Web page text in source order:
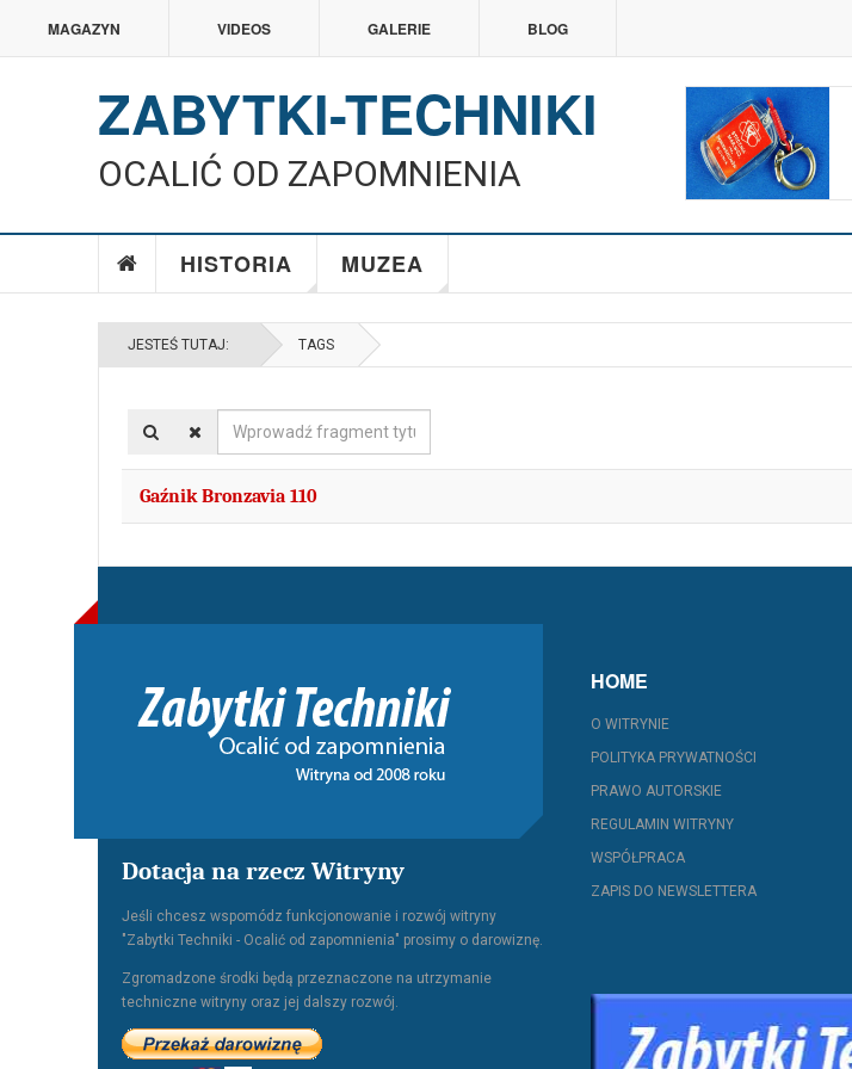
MAGAZYN VIDEOS GALERIE BLOG
ZABYTKI-TECHNIKI
OCALIĆ OD ZAPOMNIENIA
HISTORIA MUZEA
JESTEŚ TUTAJ: TAGS
Wprowadź
fragment
Gaźnik Bronzavia 110
Dotacja na rzecz Witryny
Jeśli chcesz wspomódz funkcjonowanie i rozwój witryny
"Zabytki Techniki - Ocalić od zapomnienia" prosimy o darowiznę.
Zgromadzone środki będą przeznaczone na utrzymanie
techniczne witryny oraz jej dalszy rozwój.
HOME
O WITRYNIE
POLITYKA PRYWATNOŚCI
PRAWO AUTORSKIE
REGULAMIN WITRYNY
WSPÓŁPRACA
ZAPIS DO NEWSLETTERA